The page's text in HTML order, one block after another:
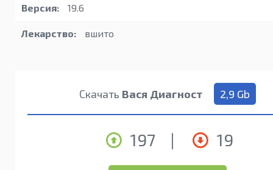
Версия: 19.6
Лекарство: вшито
Скачать Вася Диагност 2,9 Gb
197 | 19